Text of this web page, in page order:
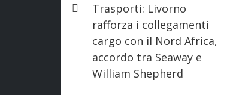
Trasporti: Livorno
rafforza i collegamenti
cargo con il Nord Africa,
accordo tra Seaway e
William Shepherd